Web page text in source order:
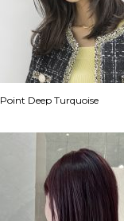
Point Deep Turquoise